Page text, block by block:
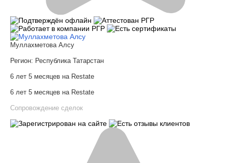
Муллахметова Алсу
Регион: Республика Татарстан
6 лет 5 месяцев на Restate
6 лет 5 месяцев на Restate
Сопровождение сделок